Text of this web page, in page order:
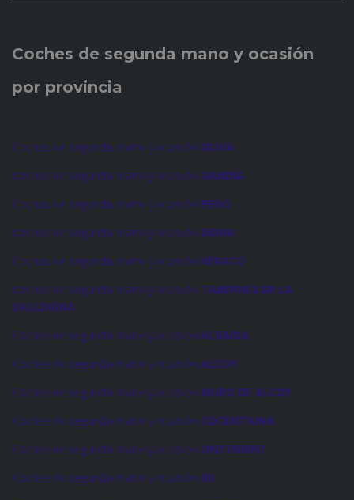
Coches de segunda mano y ocasión
por provincia
Coches de segunda mano y ocasión OLIVA
Coches de segunda mano y ocasión GANDÍA
Coches de segunda mano y ocasión PEGO
Coches de segunda mano y ocasión DENIA
Coches de segunda mano y ocasión XERACO
Coches de segunda mano y ocasión TABERNES DE LA
VALLDIGNA
Coches de segunda mano y ocasión ALBAIDA
Coches de segunda mano y ocasión ALCOY
Coches de segunda mano y ocasión MURO DE ALCOY
Coches de segunda mano y ocasión COCENTAINA
Coches de segunda mano y ocasión ONTENIENT
Coches de segunda mano y ocasión IBI